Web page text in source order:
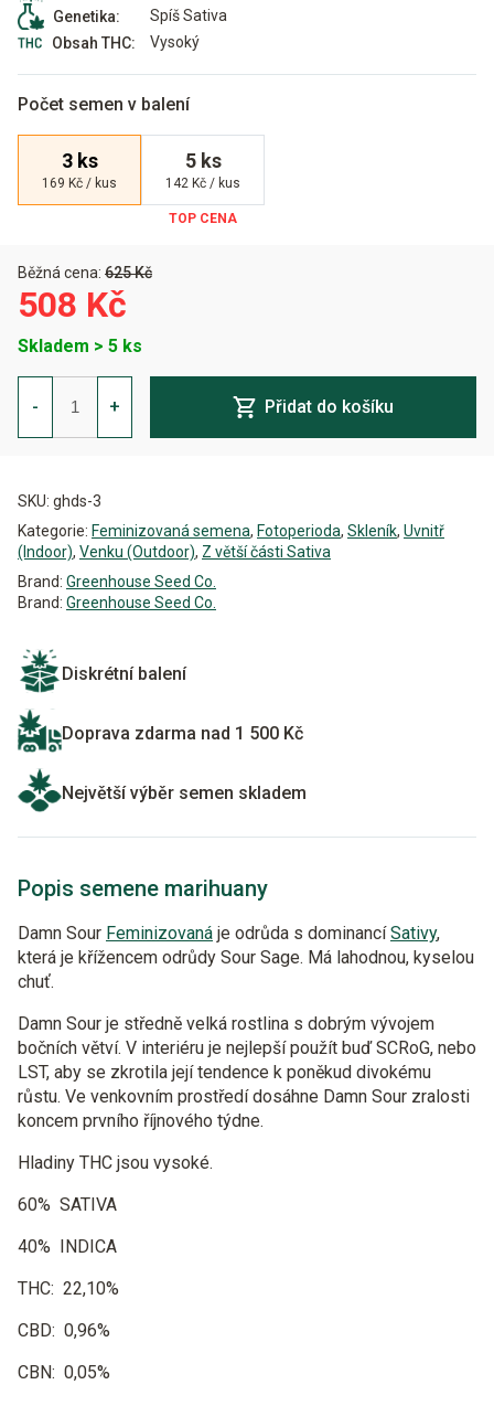
Genetika:
Spíš Sativa
Obsah THC:
Vysoký
Počet semen v balení
3 ks
169 Kč / kus
5 ks
142 Kč / kus
Běžná cena: 625 Kč
508 Kč
Skladem > 5 ks
-
Damn
Sour
Feminizovaná
množství
+ Přidat do košíku
SKU: ghds-3
Kategorie: Feminizovaná semena, Fotoperioda, Skleník, Uvnitř
(Indoor), Venku (Outdoor), Z větší části Sativa
Brand: Greenhouse Seed Co.
Brand: Greenhouse Seed Co.
Diskrétní balení
Doprava zdarma nad 1 500 Kč
Největší výběr semen skladem
Popis semene marihuany
Damn Sour Feminizovaná je odrůda s dominancíSativy,
která je křížencem odrůdy Sour Sage. Má lahodnou, kyselou
chuť.
Damn Sour je středně velká rostlina s dobrým vývojem
bočních větví. V interiéru je nejlepší použít buď SCRoG, nebo
LST, aby se zkrotila její tendence k poněkud divokému
růstu. Ve venkovním prostředí dosáhne Damn Sour zralosti
koncem prvního říjnového týdne.
Hladiny THC jsou vysoké.
60% SATIVA
40% INDICA
THC: 22,10%
CBD: 0,96%
CBN: 0,05%